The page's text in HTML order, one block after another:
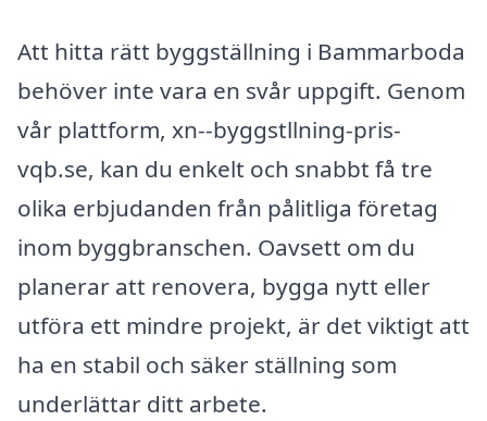
Att hitta rätt byggställning i Bammarboda
behöver inte vara en svår uppgift. Genom
vår plattform, xn--byggstllning-pris-
vqb.se, kan du enkelt och snabbt få tre
olika erbjudanden från pålitliga företag
inom byggbranschen. Oavsett om du
planerar att renovera, bygga nytt eller
utföra ett mindre projekt, är det viktigt att
ha en stabil och säker ställning som
underlättar ditt arbete.